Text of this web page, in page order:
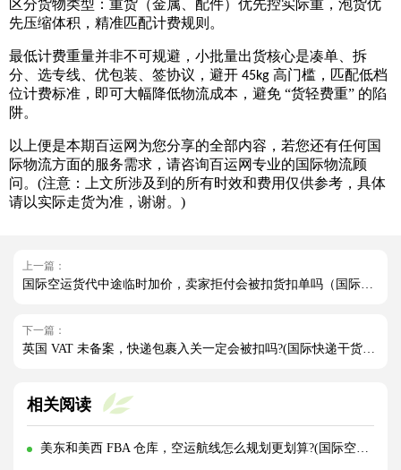
区分货物类型：重货（金属、配件）优先控实际重，泡货优
先压缩体积，精准匹配计费规则。
最低计费重量并非不可规避，小批量出货核心是凑单、拆
分、选专线、优包装、签协议，避开 45kg 高门槛，匹配低档
位计费标准，即可大幅降低物流成本，避免 “货轻费重” 的陷
阱。
以上便是本期百运网为您分享的全部内容，若您还有任何国
际物流方面的服务需求，请咨询百运网专业的国际物流顾
问。(注意：上文所涉及到的所有时效和费用仅供参考，具体
请以实际走货为准，谢谢。)
上一篇：
下一篇：
相关阅读
美东和美西 FBA 仓库，空运航线怎么规划更划算?(国际空运干货知识分享)